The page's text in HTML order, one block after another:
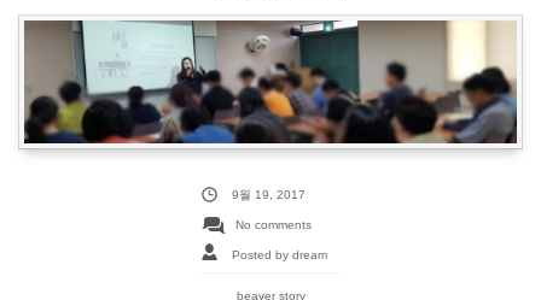
9월 19, 2017
No comments
Posted by dream
beaver story